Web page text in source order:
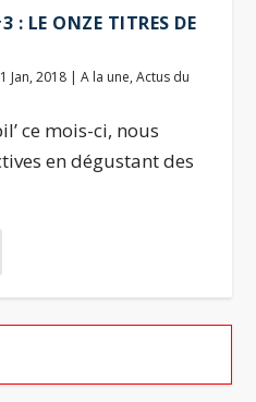
: LE ONZE TITRES DE
Jan, 2018 |A la une,Actus du
ce mois-ci, nous
en dégustant des